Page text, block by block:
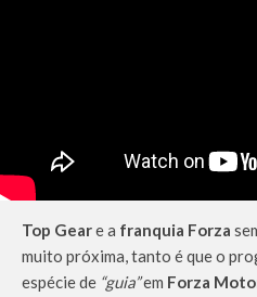
Top Geare a franquia Forza
muito próxima, tanto é que o
espécie de “guia”em Forza